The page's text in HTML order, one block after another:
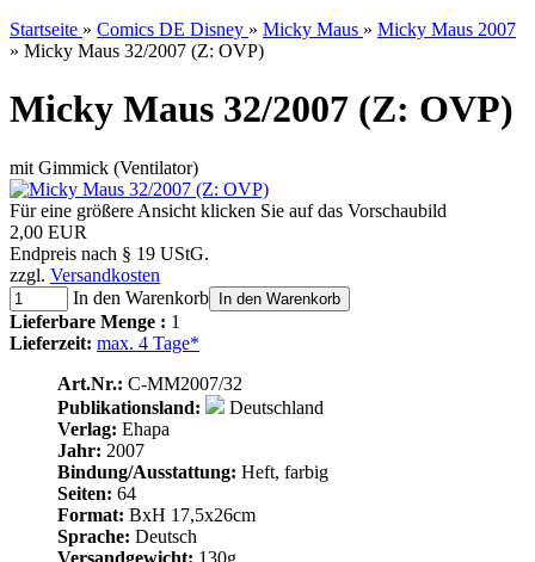
Startseite » Comics DE Disney » Micky Maus » Micky Maus 2007
» Micky Maus 32/2007 (Z: OVP)
Micky Maus 32/2007 (Z: OVP)
mit Gimmick (Ventilator)
Für eine größere Ansicht klicken Sie auf das Vorschaubild
2,00 EUR
Endpreis nach § 19 UStG.
zzgl. Versandkosten
In den Warenkorb
In den Warenkorb
Lieferbare Menge : 1
Lieferzeit: max. 4 Tage*
Art.Nr.: C-MM2007/32
Publikationsland:
Deutschland
Verlag: Ehapa
Jahr: 2007
Bindung/Ausstattung: Heft, farbig
Seiten: 64
Format: BxH 17,5x26cm
Sprache: Deutsch
Versandgewicht: 130g